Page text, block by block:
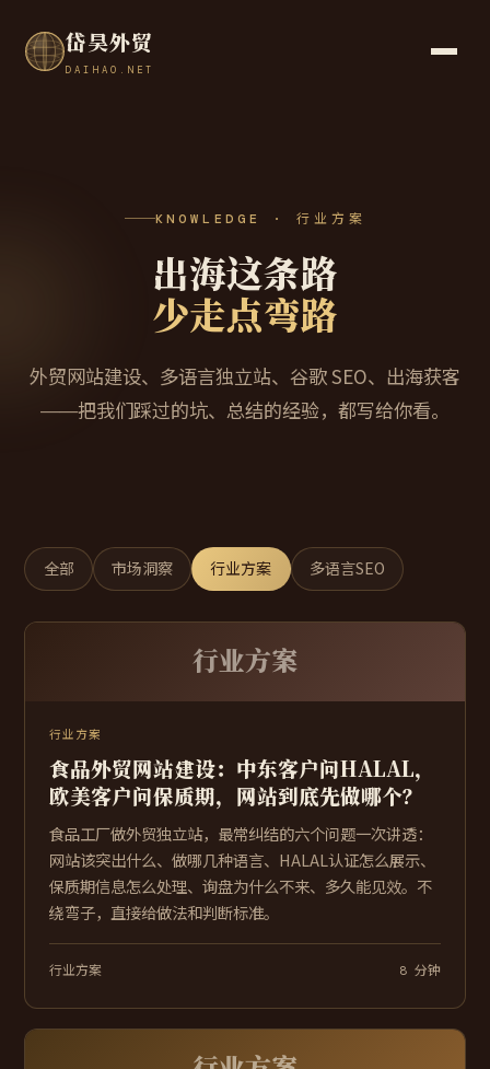
岱昊外贸
DAIHAO.NET
KNOWLEDGE · 行业方案
出海这条路
少走点弯路
外贸网站建设、多语言独立站、谷歌 SEO、出海获客
——把我们踩过的坑、总结的经验，都写给你看。
全部 市场洞察 行业方案 多语言SEO
行业方案
行业方案
食品外贸网站建设：中东客户问HALAL，
欧美客户问保质期，网站到底先做哪个？
食品工厂做外贸独立站，最常纠结的六个问题一次讲透：
网站该突出什么、做哪几种语言、HALAL认证怎么展示、
保质期信息怎么处理、询盘为什么不来、多久能见效。不
绕弯子，直接给做法和判断标准。
行业方案 8 分钟